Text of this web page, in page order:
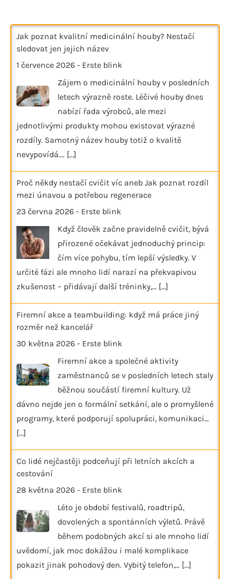
Jak poznat kvalitní medicinální houby? Nestačí
sledovat jen jejich název
1 července 2026 - Erste blink
Zájem o medicinální houby v posledních
letech výrazně roste. Léčivé houby dnes
nabízí řada výrobců, ale mezi
jednotlivými produkty mohou existovat výrazné
rozdíly. Samotný název houby totiž o kvalitě
nevypovídá.… [...]
Proč někdy nestačí cvičit víc aneb Jak poznat rozdíl
mezi únavou a potřebou regenerace
23 června 2026 - Erste blink
Když člověk začne pravidelně cvičit, bývá
přirozené očekávat jednoduchý princip:
čím více pohybu, tím lepší výsledky. V
určité fázi ale mnoho lidí narazí na překvapivou
zkušenost – přidávají další tréninky,… [...]
Firemní akce a teambuilding: když má práce jiný
rozměr než kancelář
30 května 2026 - Erste blink
Firemní akce a společné aktivity
zaměstnanců se v posledních letech staly
běžnou součástí firemní kultury. Už
dávno nejde jen o formální setkání, ale o promyšlené
programy, které podporují spolupráci, komunikaci…
[...]
Co lidé nejčastěji podceňují při letních akcích a
cestování
28 května 2026 - Erste blink
Léto je období festivalů, roadtripů,
dovolených a spontánních výletů. Právě
během podobných akcí si ale mnoho lidí
uvědomí, jak moc dokážou i malé komplikace
pokazit jinak pohodový den. Vybitý telefon,… [...]